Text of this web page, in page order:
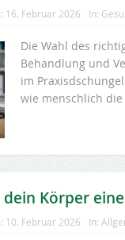
16. Februar 2026 In:
Die Wahl des
Behandlung und
im
wie menschlich die
Körper
10. Februar 2026 In: